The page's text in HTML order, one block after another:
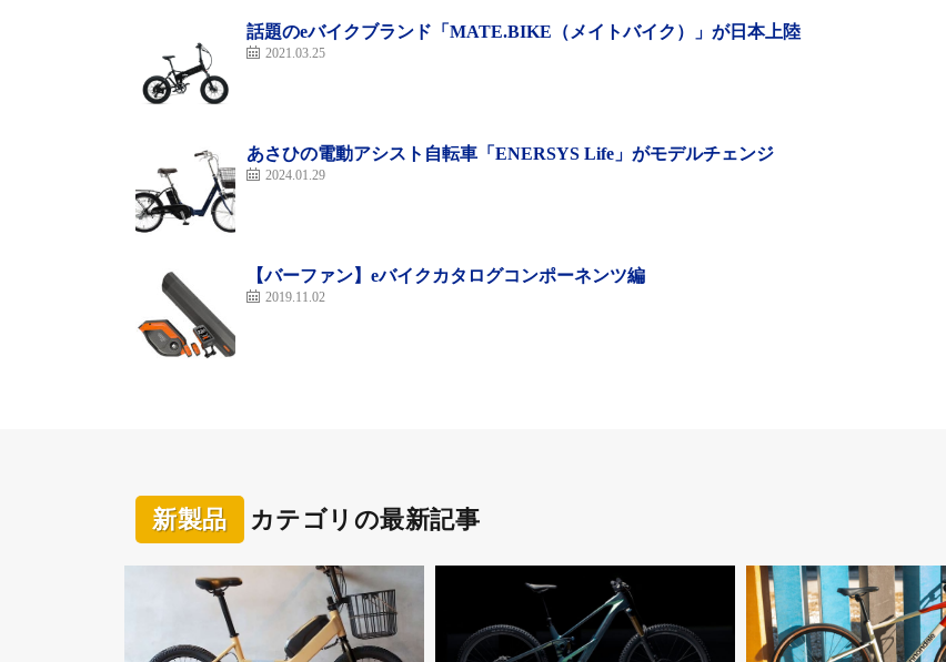
人気絶大のeMTBがアルミになって手の届きやすい価格に！
体が《スペシャライズド・リーボSL Gen2》であること。昨年に登場した第2世代のリーボのカーボンフ
レーム、Compグレードのモデルだ。
この記事を書くのに試乗したことがある。
の延長線上。操る感じもちょっと重い程度の自転車で、トレールではスムーズにラインを選べ、根っこ
のキックで飛べて遊べる。
話題のeバイクブランド「MATE.BIKE（メイトバイク）」が日本上陸
2021.03.25
あさひの電動アシスト自転車「ENERSYS Life」がモデルチェンジ
2024.01.29
【バーファン】eバイクカタログコンポーネンツ編
2019.11.02
新製品 カテゴリの最新記事